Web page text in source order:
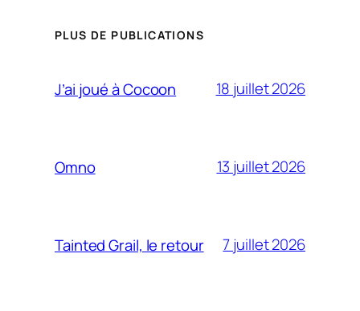
PLUS DE PUBLICATIONS
J’ai joué à Cocoon 18 juillet 2026
Omno 13 juillet 2026
Tainted Grail, le retour 7 juillet 2026